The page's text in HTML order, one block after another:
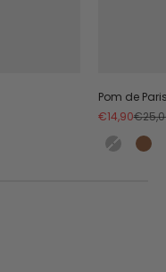
Pom de
Angebot
€14,90
Black